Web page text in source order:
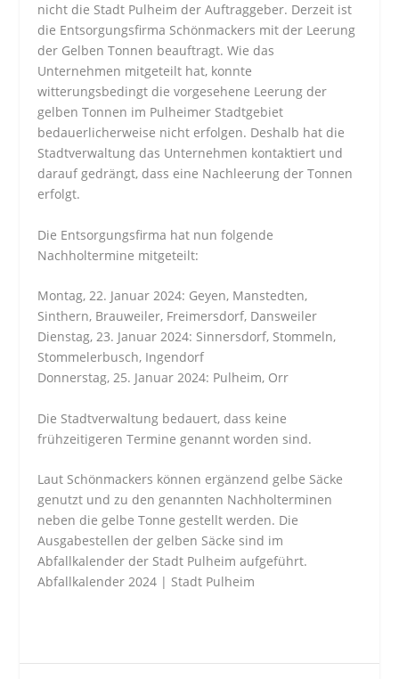
nicht die Stadt Pulheim der Auftraggeber. Derzeit ist
die Entsorgungsfirma Schönmackers mit der Leerung
der Gelben Tonnen beauftragt. Wie das
Unternehmen mitgeteilt hat, konnte
witterungsbedingt die vorgesehene Leerung der
gelben Tonnen im Pulheimer Stadtgebiet
bedauerlicherweise nicht erfolgen. Deshalb hat die
Stadtverwaltung das Unternehmen kontaktiert und
darauf gedrängt, dass eine Nachleerung der Tonnen
erfolgt.
Die Entsorgungsfirma hat nun folgende
Nachholtermine mitgeteilt:
Montag, 22. Januar 2024: Geyen, Manstedten,
Sinthern, Brauweiler, Freimersdorf, Dansweiler
Dienstag, 23. Januar 2024: Sinnersdorf, Stommeln,
Stommelerbusch, Ingendorf
Donnerstag, 25. Januar 2024: Pulheim, Orr
Die Stadtverwaltung bedauert, dass keine
frühzeitigeren Termine genannt worden sind.
Laut Schönmackers können ergänzend gelbe Säcke
genutzt und zu den genannten Nachholterminen
neben die gelbe Tonne gestellt werden. Die
Ausgabestellen der gelben Säcke sind im
Abfallkalender der Stadt Pulheim aufgeführt.
Abfallkalender 2024 | Stadt Pulheim